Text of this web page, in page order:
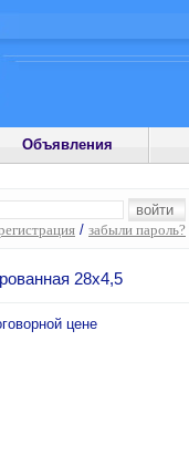
Объявления
/ забыли пароль?
28х4,5
цене